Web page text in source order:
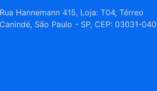
Rua Hannemann 415, Loja: T04, Térreo
Canindé, São Paulo - SP, CEP: 03031-040